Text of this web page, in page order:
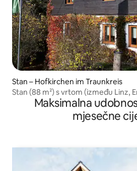
Stan – Hofkirchen im Traunkreis
Stan (88 m²) s vrtom (između Linz,
Maksimalna
mjesečne